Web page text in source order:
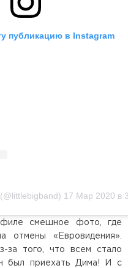
публикацию в Instagram
17 Мар 2020 в
смешное фото, где
отмены «Евровидения».
за того, что всем стало
был приехать Дима! И с